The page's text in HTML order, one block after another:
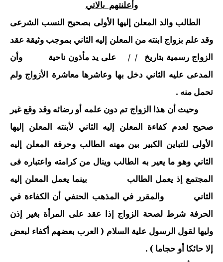
وأعلنتهم بالاتي
الطالب والد المعلن إليها الأولى بصحيح النسب الشرعى
وقد علم بزواج ابنته من المعلن إليه الثاني بموجب وثيقة عقد
الزواج رسمية بتاريخ / / على يد مأذون ناحية وأن
المدعى عليه الثاني دخل بها وعاشرها معاشرة الأزواج ولم
تحمل منه .
وحيث أن هذا الزواج تم دون علمه أو رضائه وقد وقع غير
صحيح لعدم كفاءة المعلن إليه الثاني لأبنته المعلن إليها
الأولى للتباين الكبير بين مهنه الطالب وحرفة المعلن إليه
الثاني وهو ما يعير به الطالب وينال من كرامته واعتباره فى
المجتمع إذ يعمل الطالب بينما يعمل المعلن إليه
الثاني والمقرر في المذهب الحنفي أن الكفاءة في
الحرفة شرط لصحة الزواج إذا عقد على المرأة بغير إذن
وليها لقول الرسول علية السلام ( العرب بعضهم أكفاء لبعض
إلا حائكا أو حجاما ) .